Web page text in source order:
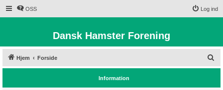
OSS Log ind
Dansk Hamster Forening
Hjem Forside
ø
Information